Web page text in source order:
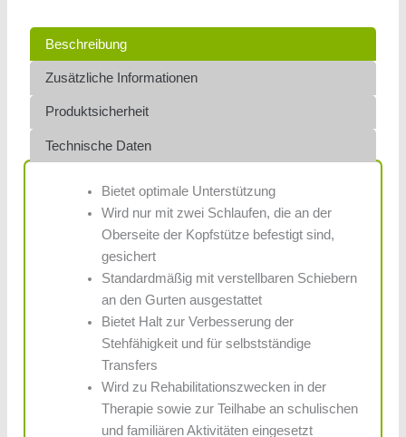
Beschreibung
Zusätzliche Informationen
Produktsicherheit
Technische Daten
Bietet optimale Unterstützung
Wird nur mit zwei Schlaufen, die an der
Oberseite der Kopfstütze befestigt sind,
gesichert
Standardmäßig mit verstellbaren Schiebern
an den Gurten ausgestattet
Bietet Halt zur Verbesserung der
Stehfähigkeit und für selbstständige
Transfers
Wird zu Rehabilitationszwecken in der
Therapie sowie zur Teilhabe an schulischen
und familiären Aktivitäten eingesetzt